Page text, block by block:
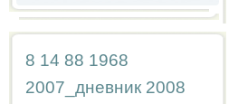
8 14 88 1968
2007_дневник 2008